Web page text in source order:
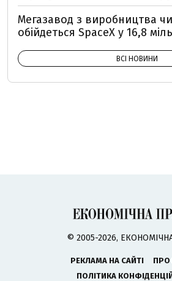
Мегазавод з виробництва
обійдеться SpaceX у 16,8
ВСІ НОВИНИ
© 2005-2026,
РЕКЛАМА НА САЙТІ
ПРО
ПОЛІТИКА